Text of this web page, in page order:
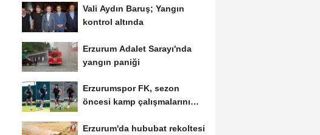
Vali Aydın Baruş; Yangın
kontrol altında
Erzurum Adalet Sarayı'nda
yangın paniği
Erzurumspor FK, sezon
öncesi kamp çalışmalarını
Erzurum'da hububat rekoltesi